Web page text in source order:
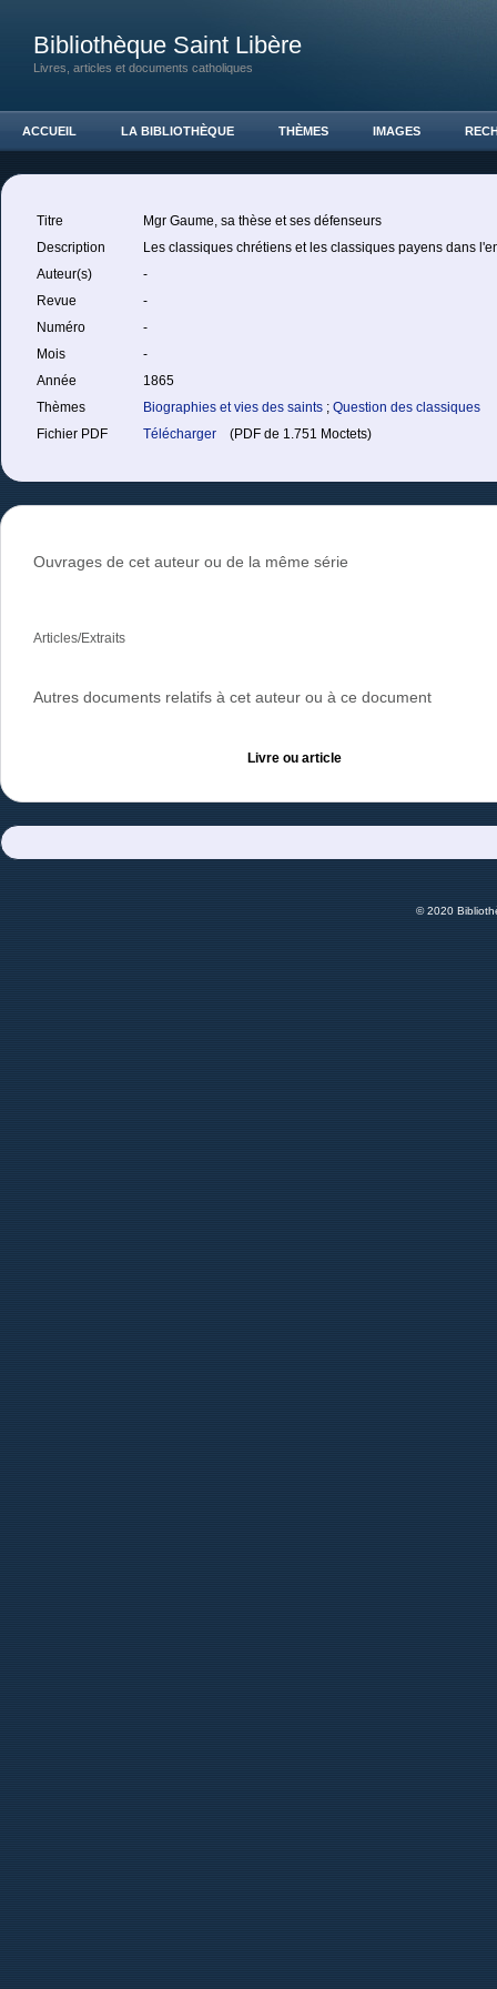
Bibliothèque Saint Libère
Livres, articles et documents catholiques
ACCUEIL LA BIBLIOTHÈQUE THÈMES IMAGES
Titre
Mgr Gaume, sa thèse et ses défenseurs
Description
Les classiques chrétiens et les classiques payens dans
Auteur(s)
-
Revue
-
Numéro
-
Mois
-
Année
1865
Thèmes
Biographies et vies des saints ; Question des classiques
Fichier PDF
Télécharger (PDF de 1.751 Moctets)
Ouvrages de cet auteur ou de la même série
Articles/Extraits
Autres documents relatifs à cet auteur ou à ce document
Livre ou article
© 2020